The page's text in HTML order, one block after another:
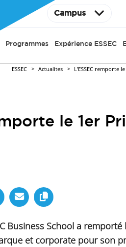
Campus
Programmes Expérience ESSEC
ESSEC Actualites L’ESSEC remporte
le 1er
Business School a
et corporate pour son